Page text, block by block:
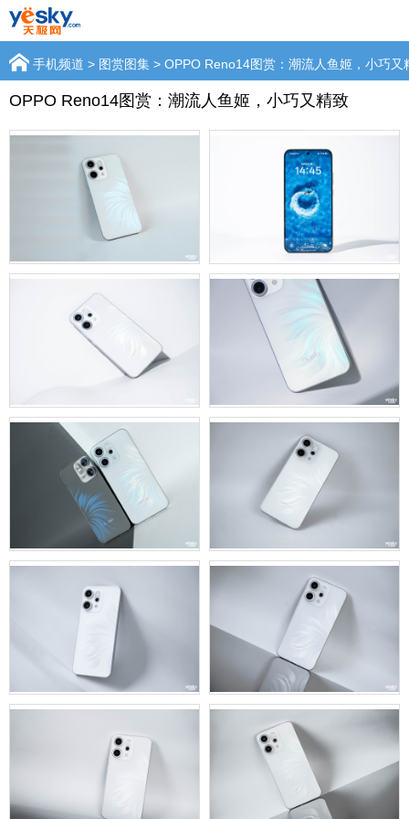
手机频道 > 图赏图集 > OPPO Reno14图赏：潮流人鱼姬，小巧又
OPPO Reno14图赏：潮流人鱼姬，小巧又精致